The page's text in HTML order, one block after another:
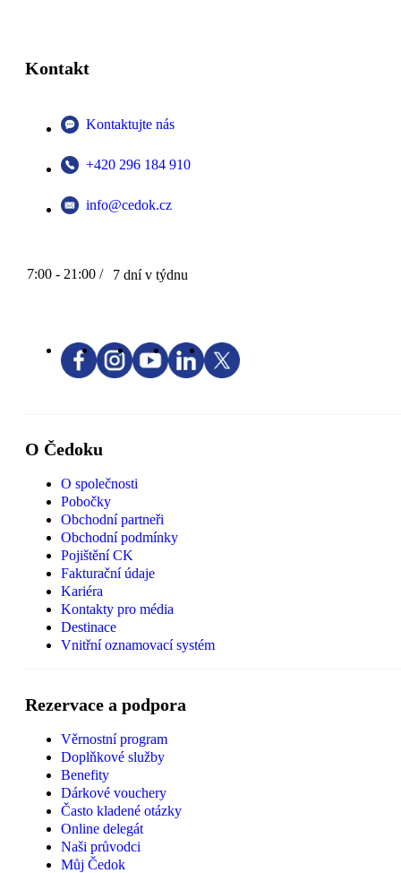
Kontakt
Kontaktujte nás
+420 296 184 910
info@cedok.cz
7:00 - 21:00 / 7 dní v týdnu
O Čedoku
O společnosti
Pobočky
Obchodní partneři
Obchodní podmínky
Pojištění CK
Fakturační údaje
Kariéra
Kontakty pro média
Destinace
Vnitřní oznamovací systém
Rezervace a podpora
Věrnostní program
Doplňkové služby
Benefity
Dárkové vouchery
Často kladené otázky
Online delegát
Naši průvodci
Můj Čedok